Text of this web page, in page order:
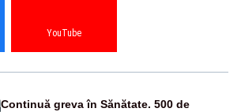
YouTube
Continuă greva în Sănătate. 500 de